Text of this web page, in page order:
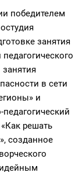
победителем
занятия
в сети
и
решать
созданное